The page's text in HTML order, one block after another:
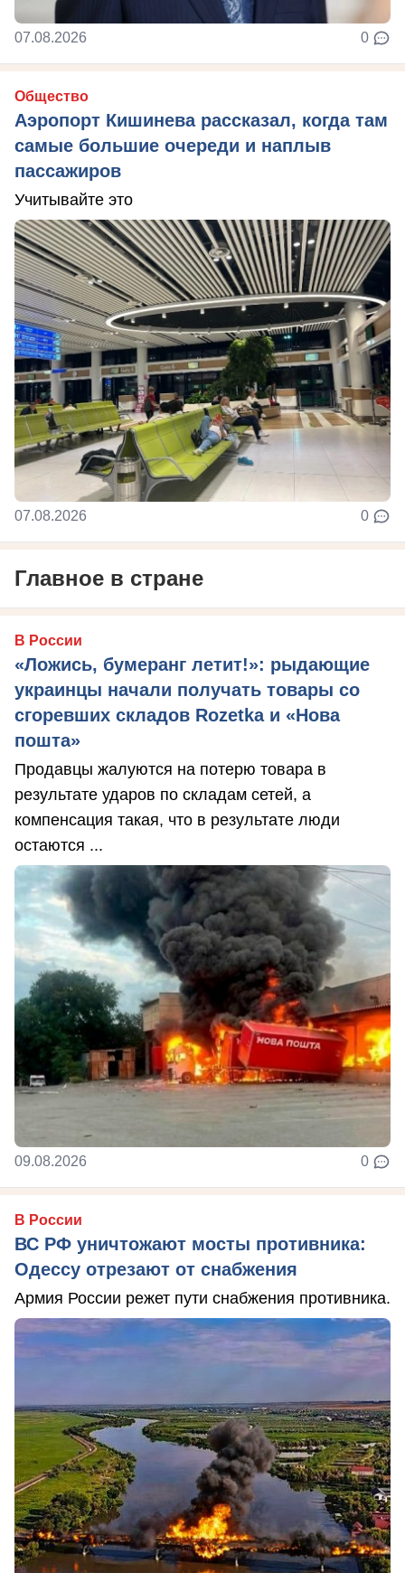
07.08.2026 0
Общество
Аэропорт Кишинева рассказал, когда там
самые большие очереди и наплыв
пассажиров
Учитывайте это
07.08.2026 0
Главное в стране
В России
«Ложись, бумеранг летит!»: рыдающие
украинцы начали получать товары со
сгоревших складов Rozetka и «Нова
пошта»
Продавцы жалуются на потерю товара в
результате ударов по складам сетей, а
компенсация такая, что в результате люди
остаются ...
09.08.2026 0
В России
ВС РФ уничтожают мосты противника:
Одессу отрезают от снабжения
Армия России режет пути снабжения противника.